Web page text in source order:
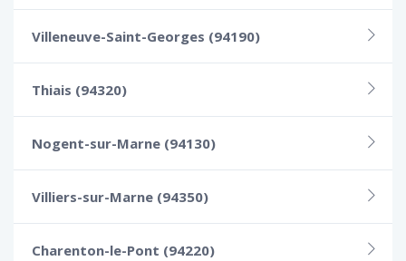
Villeneuve-Saint-Georges (94190)
Thiais (94320)
Nogent-sur-Marne (94130)
Villiers-sur-Marne (94350)
Charenton-le-Pont (94220)